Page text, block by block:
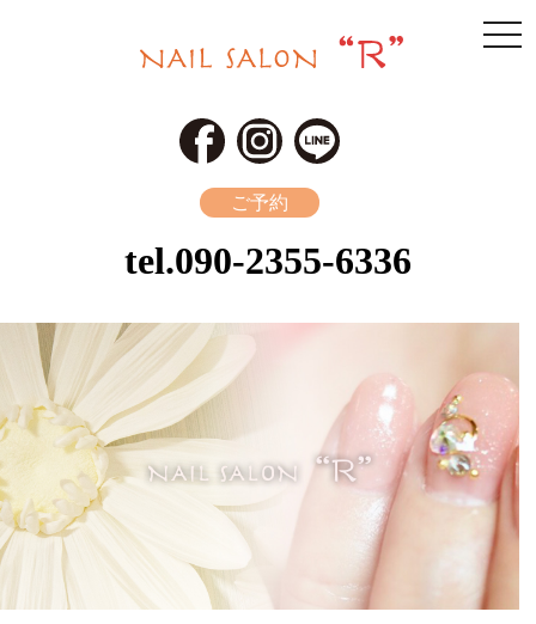
ご予約
tel.090-2355-6336